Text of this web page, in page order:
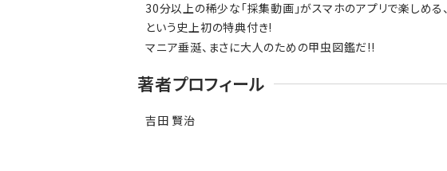
30分以上の稀少な「採集動画」がスマホのアプリで楽しめる、
という史上初の特典付き!
マニア垂涎、まさに大人のための甲虫図鑑だ!!
著者プロフィール
吉田 賢治